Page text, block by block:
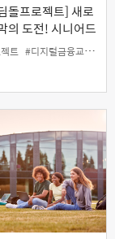
#일활동지원사업
돌프로젝트] 새로
의 도전! 시니어드
케어 아카데
트 #디지털금융교육